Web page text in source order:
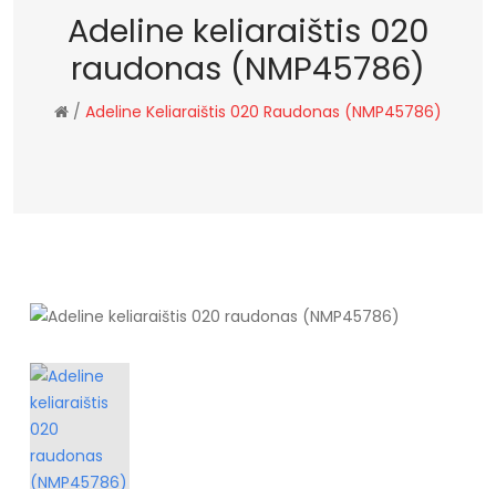
Adeline keliaraištis 020
raudonas (NMP45786)
/ Adeline Keliaraištis 020 Raudonas (NMP45786)